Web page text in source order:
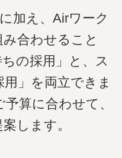
加え、Airワーク
合わせること
の採用」と、ス
」を両立できま
算に合わせて、
します。